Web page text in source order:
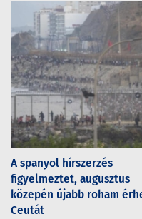
A spanyol hírszerzés
figyelmeztet, augusztus
közepén újabb roham
Ceutát